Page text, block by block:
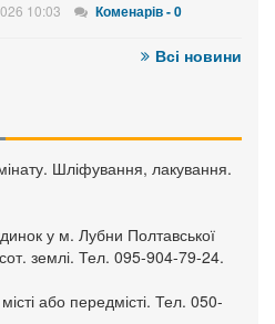
10:03 Коменарів - 0
Всі новини
Шліфування, лакування.
у м. Лубни Полтавської
сот. землі. Тел. 095-904-79-24.
або передмісті. Тел. 050-